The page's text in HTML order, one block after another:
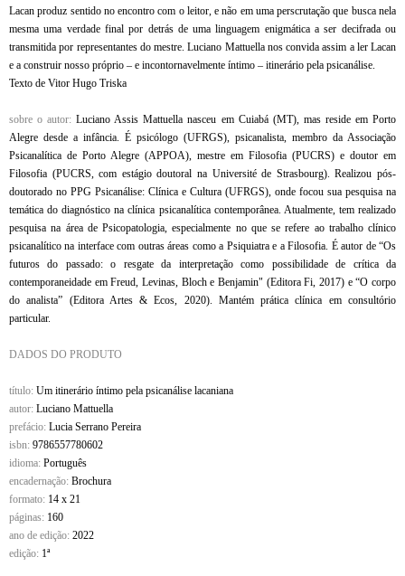
Lacan produz sentido no encontro com o leitor, e não em uma perscrutação que busca nela
mesma uma verdade final por detrás de uma linguagem enigmática a ser decifrada ou
transmitida por representantes do mestre. Luciano Mattuella nos convida assim a ler Lacan
e a construir nosso próprio – e incontornavelmente íntimo – itinerário pela psicanálise.
Texto de Vitor Hugo Triska
sobre o autor: Luciano Assis Mattuella nasceu em Cuiabá (MT), mas reside em Porto
Alegre desde a infância. É psicólogo (UFRGS), psicanalista, membro da Associação
Psicanalítica de Porto Alegre (APPOA), mestre em Filosofia (PUCRS) e doutor em
Filosofia (PUCRS, com estágio doutoral na Université de Strasbourg). Realizou pós-
doutorado no PPG Psicanálise: Clínica e Cultura (UFRGS), onde focou sua pesquisa na
temática do diagnóstico na clínica psicanalítica contemporânea. Atualmente, tem realizado
pesquisa na área de Psicopatologia, especialmente no que se refere ao trabalho clínico
psicanalítico na interface com outras áreas como a Psiquiatra e a Filosofia. É autor de “Os
futuros do passado: o resgate da interpretação como possibilidade de crítica da
contemporaneidade em Freud, Levinas, Bloch e Benjamin" (Editora Fi, 2017) e “O corpo
do analista” (Editora Artes & Ecos, 2020). Mantém prática clínica em consultório
particular.
DADOS DO PRODUTO
título: Um itinerário íntimo pela psicanálise lacaniana
autor: Luciano Mattuella
prefácio: Lucia Serrano Pereira
isbn: 9786557780602
idioma: Português
encadernação: Brochura
formato: 14 x 21
páginas: 160
ano de edição: 2022
edição: 1ª